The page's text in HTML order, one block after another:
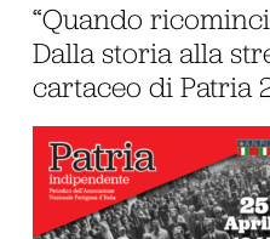
“Quando
Dalla storia alla
cartaceo di Patria